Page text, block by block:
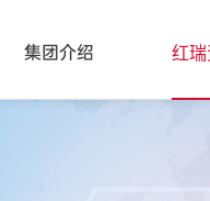
集团介绍 红